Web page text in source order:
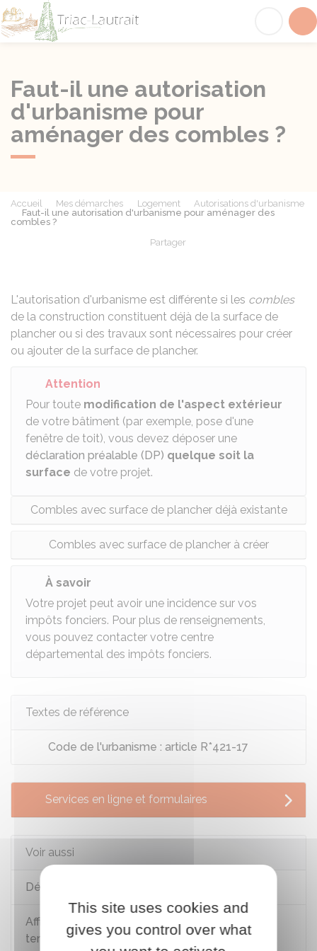
Faut-il une autorisation
d'urbanisme pour
aménager des combles ?
Accueil Mes démarches Logement
Autorisations d'urbanisme
Faut-il une autorisation d'urbanisme pour aménager des
combles ?
Partager
L'autorisation d'urbanisme est différente si les combles
de la construction constituent déjà de la surface de
plancher ou si des travaux sont nécessaires pour créer
ou ajouter de la surface de plancher.
Attention
Pour toute modification de l'aspect extérieur
de votre bâtiment (par exemple, pose d'une
fenêtre de toit), vous devez déposer une
déclaration préalable (DP) quelque soit la
surface de votre projet.
Combles avec surface de plancher déjà existante
Combles avec surface de plancher à créer
À savoir
Votre projet peut avoir une incidence sur vos
impôts fonciers. Pour plus de renseignements,
vous pouvez contacter votre centre
départemental des impôts fonciers.
Textes de référence
Code de l'urbanisme : article R*421-17
Services en ligne et formulaires
Voir aussi
Déclaration préalable (DP)
Affichage de l'autorisation d'urbanisme sur le
terrain ou la façade du bâtiment
This site uses cookies and
gives you control over what